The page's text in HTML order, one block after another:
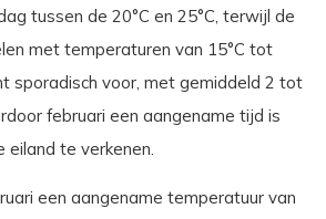
tussen de 20°C en 25°C, terwijl de
met temperaturen van 15°C tot
sporadisch voor, met gemiddeld 2 tot
februari een aangename tijd is
te verkenen.
een aangename temperatuur van